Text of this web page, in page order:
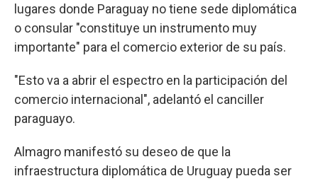
lugares donde Paraguay no tiene sede diplomática
o consular "constituye un instrumento muy
importante" para el comercio exterior de su país.
"Esto va a abrir el espectro en la participación del
comercio internacional", adelantó el canciller
paraguayo.
Almagro manifestó su deseo de que la
infraestructura diplomática de Uruguay pueda ser